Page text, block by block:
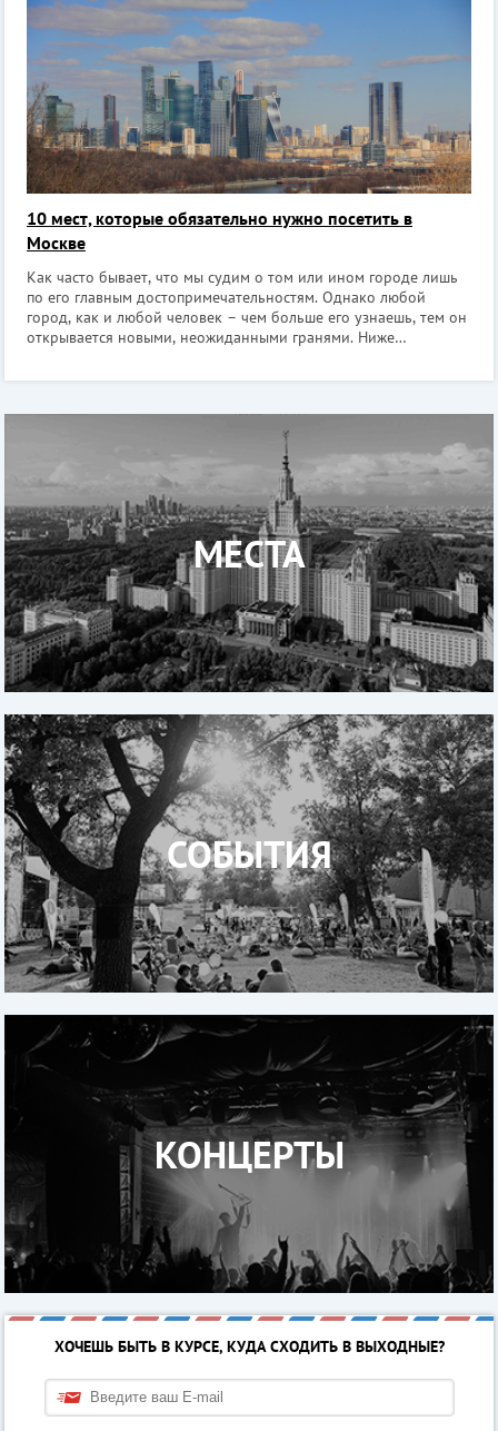
посетить. Они очень интересны
10 мест, которые обязательно нужно посетить в
Москве
Как часто бывает, что мы судим о том или ином городе лишь
по его главным достопримечательностям. Однако любой
город, как и любой человек – чем больше его узнаешь, тем он
открывается новыми, неожиданными гранями. Ниже
посетить. Они очень интересны
МЕСТА
СОБЫТИЯ
КОНЦЕРТЫ
ХОЧЕШЬ БЫТЬ В КУРСЕ, КУДА СХОДИТЬ В ВЫХОДНЫЕ?